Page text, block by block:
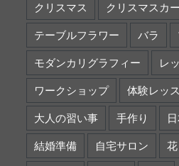
クリスマス クリスマスカ
テーブルフラワー バラ
モダンカリグラフィー レ
ワークショップ 体験レッ
大人の習い事 手作り
結婚準備 自宅サロン 花